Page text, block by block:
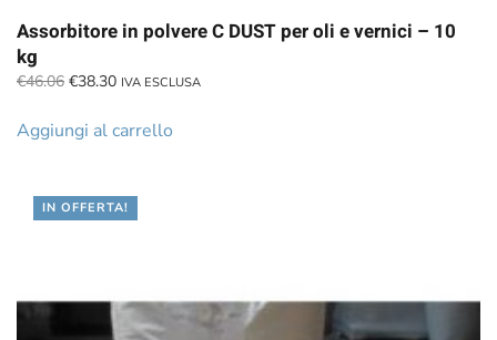
Assorbitore in polvere C DUST per oli e vernici – 10
kg
€46.06 Il
originale
€38.30Il
attuale
IVA ESCLUSA
Aggiungi al carrello
IN OFFERTA!